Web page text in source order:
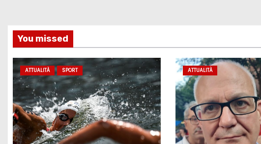
You missed
ATTUALITÀ SPORT ATTUALITÀ